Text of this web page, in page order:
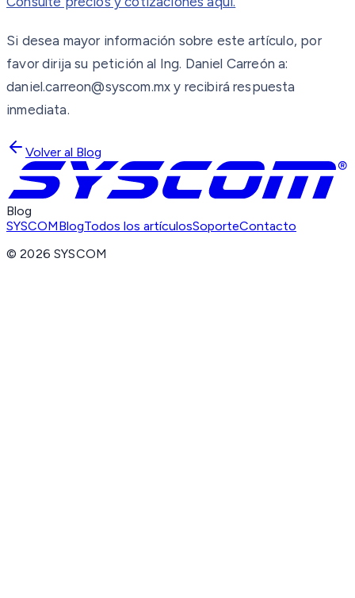
Si desea mayor información sobre este artículo, por
favor dirija su petición al Ing. Daniel Carreón a:
daniel.carreon@syscom.mx y recibirá respuesta
inmediata.
Volver al Blog
Blog
SYSCOMBlogTodos los artículosSoporteContacto
©2026 SYSCOM